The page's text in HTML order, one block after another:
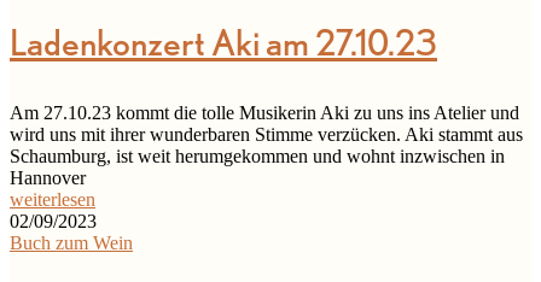
Ladenkonzert Aki am 27.10.23
Am 27.10.23 kommt die tolle Musikerin Aki zu uns ins Atelier und
wird uns mit ihrer wunderbaren Stimme verzücken. Aki stammt aus
Schaumburg, ist weit herumgekommen und wohnt inzwischen in
Hannover
weiterlesen
02/09/2023
Buch zum Wein